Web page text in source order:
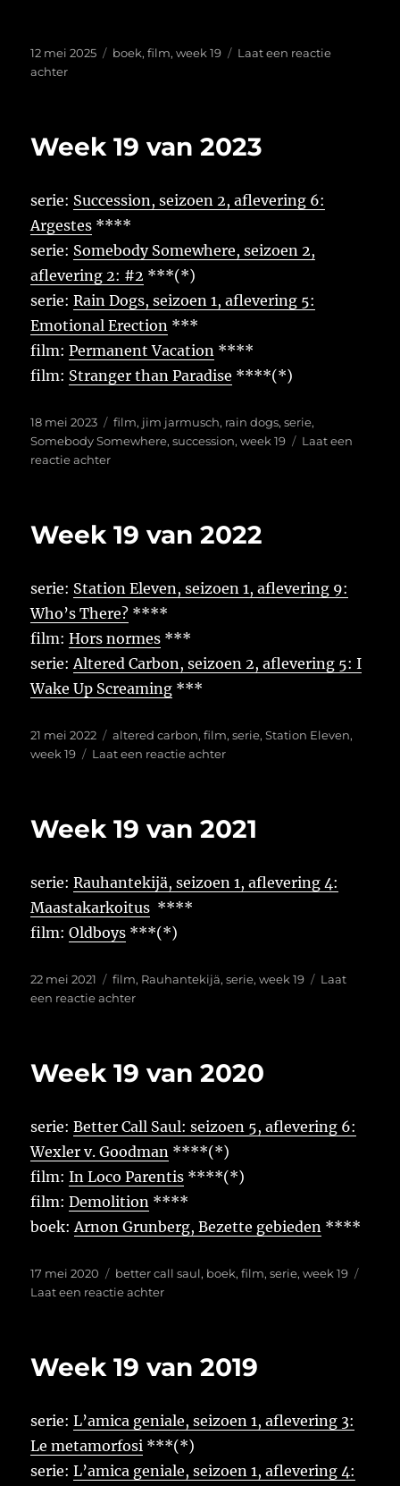
Geplaatst
op
12 mei 2025 Tags
boek,film,week 19
Laat een reactie
achterop
2025
Week 19 van 2023
serie: Succession, seizoen 2, aflevering 6:
Argestes ****
serie: Somebody Somewhere, seizoen 2,
aflevering 2: #2 ***(*)
serie:Rain Dogs, seizoen 1, aflevering 5:
Emotional Erection ***
film:Permanent Vacation ****
film: Stranger than Paradise ****(*)
Geplaatst
op
18 mei 2023 Tags
film, jim jarmusch, rain dogs,serie,
Somebody Somewhere,succession,week 19
Laat een
reactie achterop
2023
Week 19 van 2022
serie: Station Eleven, seizoen 1, aflevering 9:
Who’s There? ****
film:Hors normes ***
serie:Altered Carbon, seizoen 2, aflevering 5: I
Wake Up Screaming ***
Geplaatst
op
21 mei 2022 Tags
altered carbon,film,serie,Station Eleven,
week 19
Laat een reactie achterop
2022
Week 19 van 2021
serie:Rauhantekijä, seizoen 1, aflevering 4:
Maastakarkoitus ****
film:Oldboys ***(*)
Geplaatst
op
22 mei 2021 Tags
film, Rauhantekijä,serie,week 19
Laat
een reactie achterop
2021
Week 19 van 2020
serie:Better Call Saul: seizoen 5, aflevering 6:
Wexler v. Goodman ****(*)
film:In Loco Parentis ****(*)
film:Demolition ****
boek:Arnon Grunberg, Bezette gebieden ****
Geplaatst
op
17 mei 2020 Tags
better call saul, boek,film,serie,week 19
Laat een reactie achterop
2020
Week 19 van 2019
serie:L’amica geniale, seizoen 1, aflevering 3:
Le metamorfosi ***(*)
serie:L’amica geniale, seizoen 1, aflevering 4: